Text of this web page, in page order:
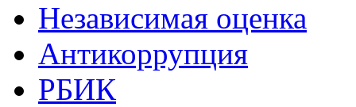
Независимая оценка
Антикоррупция
РБИК